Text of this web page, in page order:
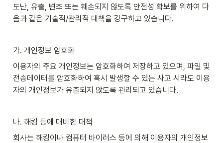
도난, 유출, 변조 또는 훼손되지 않도록 안전성 확보를 위하여 다
음과 같은 기술적/관리적 대책을 강구하고 있습니다.
가. 개인정보 암호화
이용자의 주요 개인정보는 암호화하여 저장하고 있으며, 파일 및
전송데이터를 암호화하여 혹시 발생할 수 있는 사고 시라도 이용
자의 개인정보가 유출되지 않도록 관리되고 있습니다.
나. 해킹 등에 대비한 대책
회사는 해킹이나 컴퓨터 바이러스 등에 의해 이용자의 개인정보